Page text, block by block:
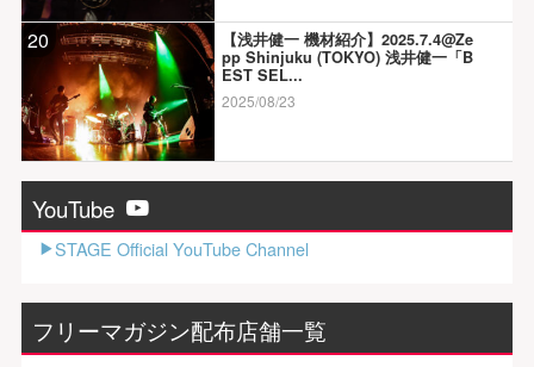
20
【浅井健一 機材紹介】2025.7.4@Ze
pp Shinjuku (TOKYO) 浅井健一「B
EST SEL...
2025/08/23
YouTube
STAGE Official YouTube Channel
フリーマガジン配布店舗一覧